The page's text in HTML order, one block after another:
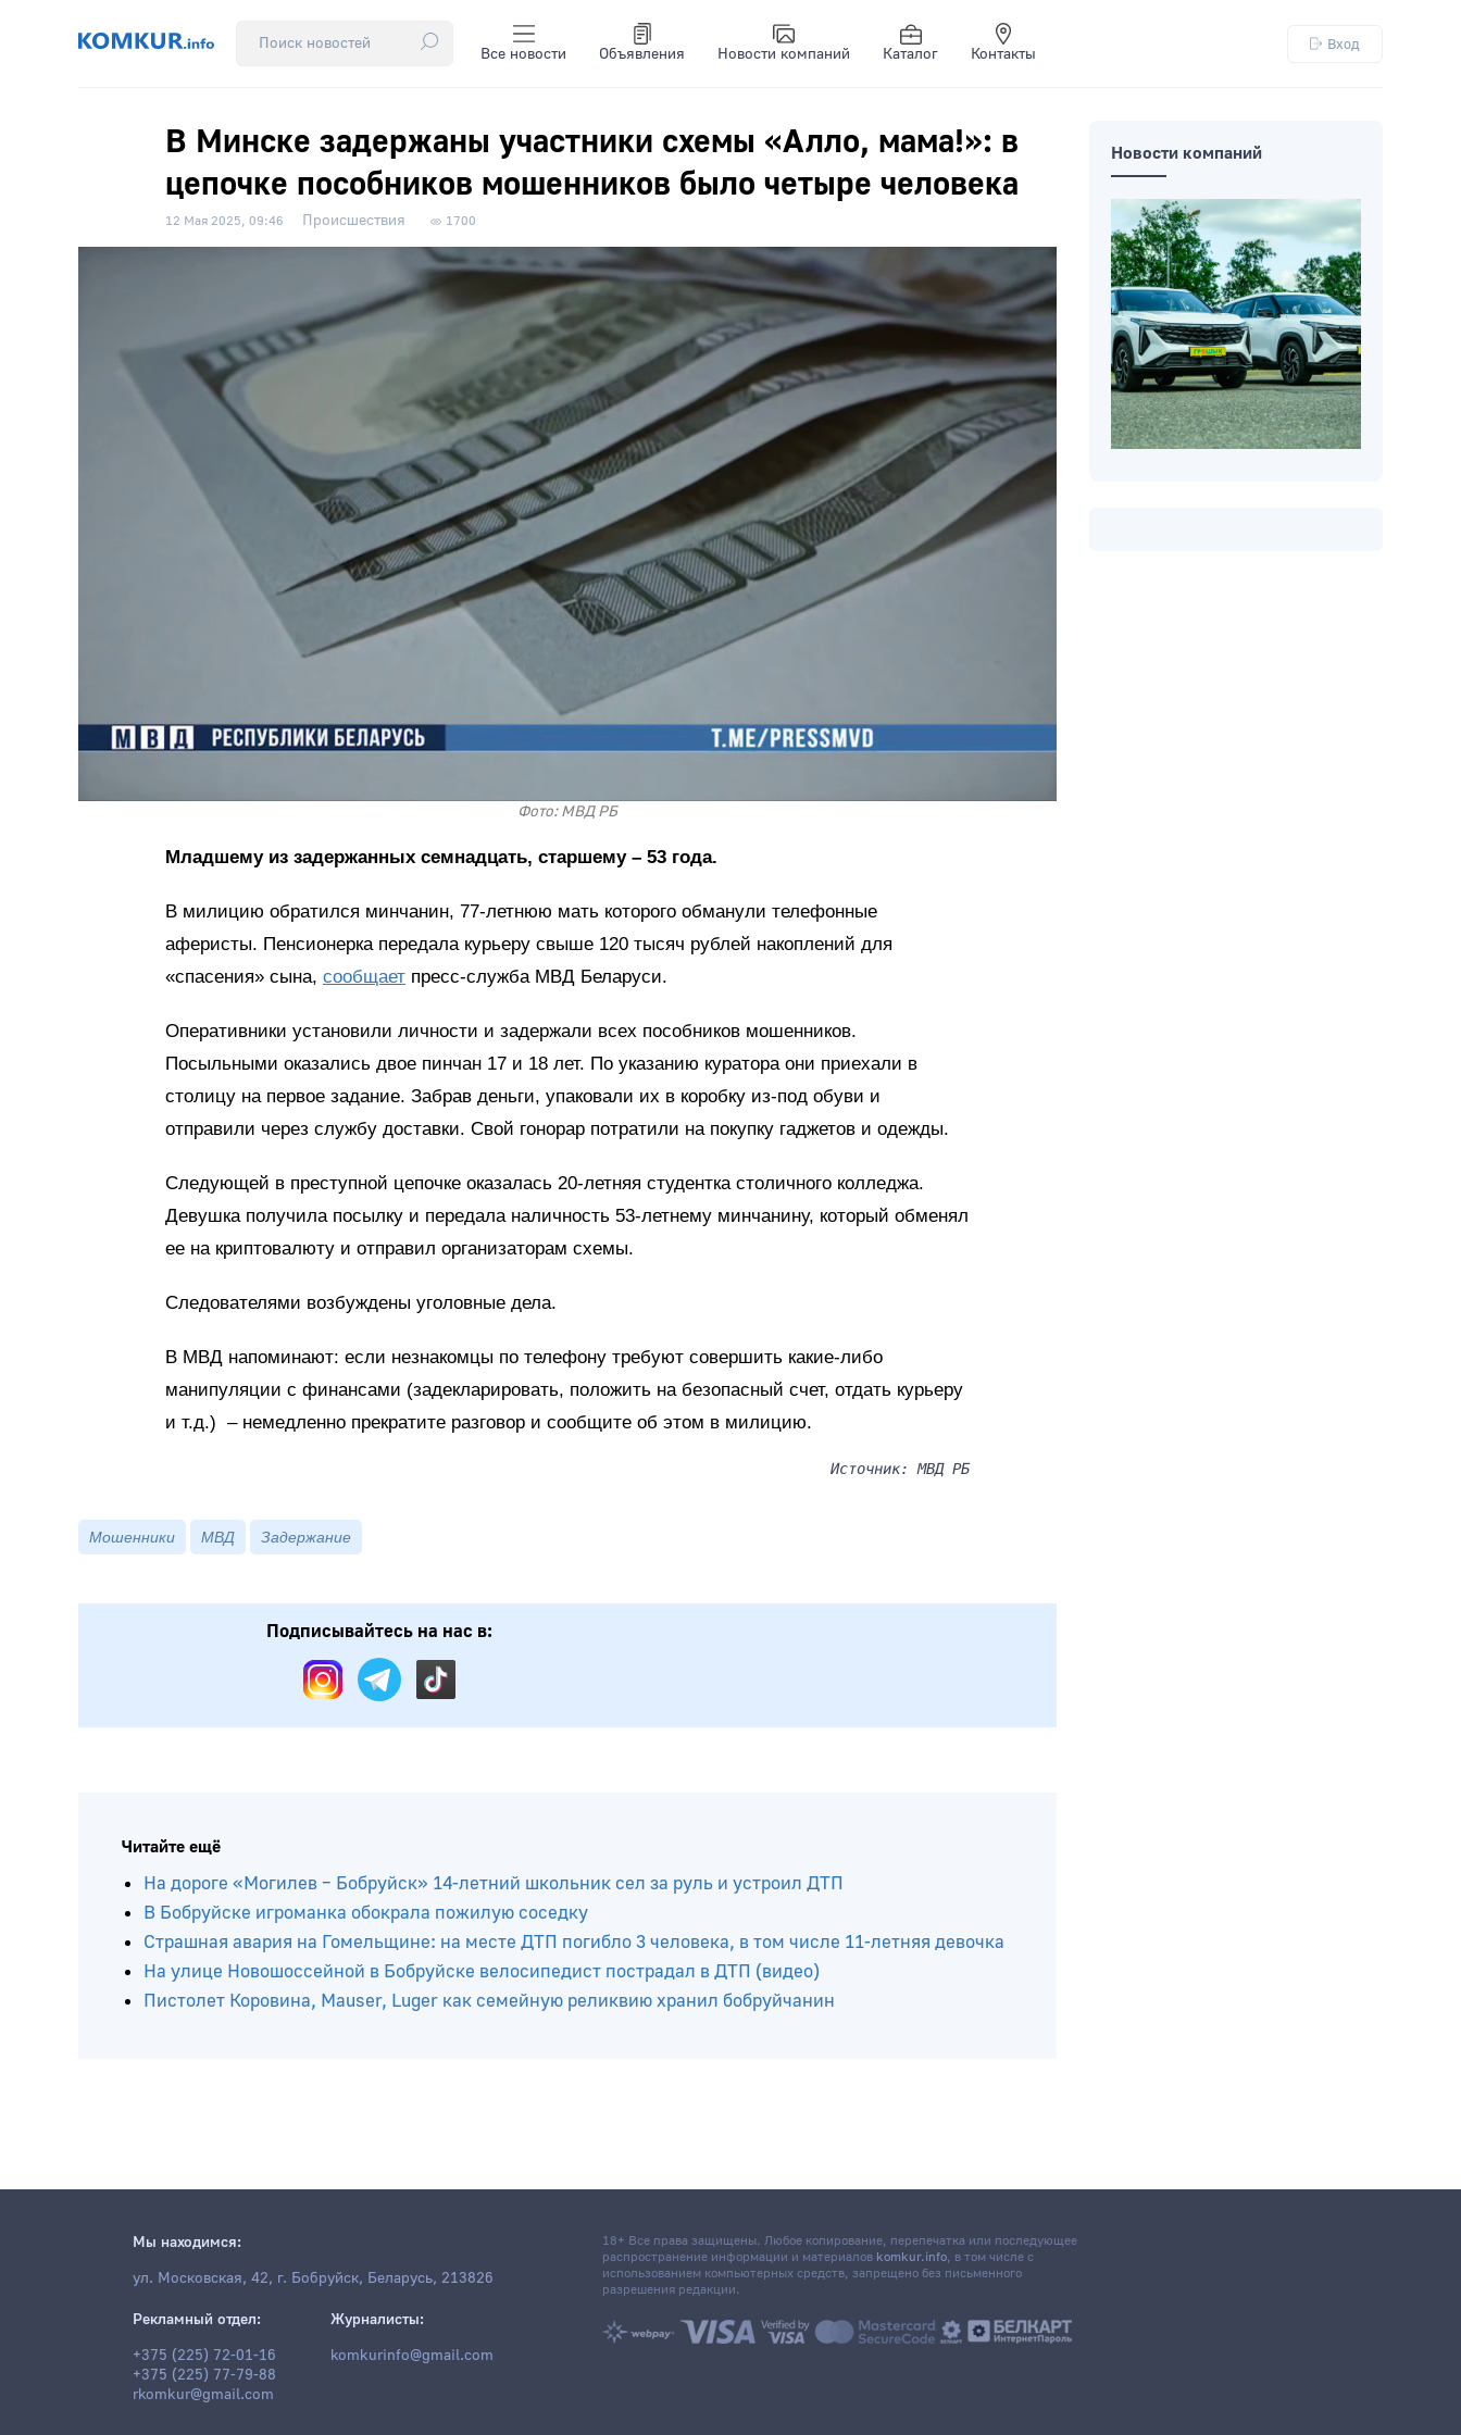
Все новости Объявления Новости компаний Каталог Контакты
Вход
В Минске задержаны участники схемы «Алло, мама!»: в
цепочке пособников мошенников было четыре человека
12 Мая 2025, 09:46 Происшествия 1700
Фото: МВД РБ
Младшему из задержанных семнадцать, старшему – 53 года.
В милицию обратился минчанин, 77-летнюю мать которого обманули телефонные
аферисты. Пенсионерка передала курьеру свыше 120 тысяч рублей накоплений для
«спасения» сына, сообщает пресс-служба МВД Беларуси.
Оперативники установили личности и задержали всех пособников мошенников.
Посыльными оказались двое пинчан 17 и 18 лет. По указанию куратора они приехали в
столицу на первое задание. Забрав деньги, упаковали их в коробку из-под обуви и
отправили через службу доставки. Свой гонорар потратили на покупку гаджетов и одежды.
Следующей в преступной цепочке оказалась 20-летняя студентка столичного колледжа.
Девушка получила посылку и передала наличность 53-летнему минчанину, который обменял
ее на криптовалюту и отправил организаторам схемы.
Следователями возбуждены уголовные дела.
В МВД напоминают: если незнакомцы по телефону требуют совершить какие-либо
манипуляции с финансами (задекларировать, положить на безопасный счет, отдать курьеру
и т.д.) – немедленно прекратите разговор и сообщите об этом в милицию.
Источник: МВД РБ
Мошенники МВД Задержание
Подписывайтесь на нас в:
Читайте ещё
На дороге «Могилев – Бобруйск» 14-летний школьник сел за руль и устроил ДТП
В Бобруйске игроманка обокрала пожилую соседку
Новости компаний
Мы находимся:
ул. Московская, 42, г. Бобруйск, Беларусь, 213826
Рекламный отдел:
18+ Все права защищены. Любое копирование, перепечатка или последующее
распространение информации и материаловkomkur.info, в том числе с